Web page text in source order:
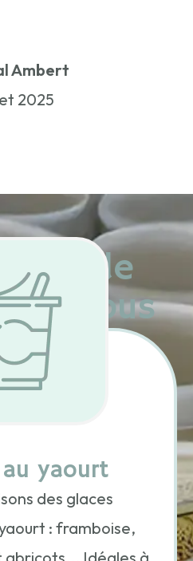
Ambert
2025
de
vous
yaourt
des glaces
: framboise,